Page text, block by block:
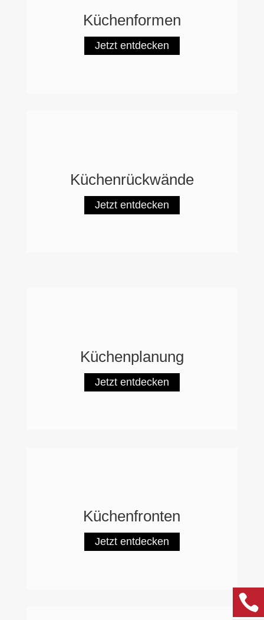
Küchenformen
Jetzt entdecken
Küchenrückwände
Jetzt entdecken
Küchenplanung
Jetzt entdecken
Küchenfronten
Jetzt entdecken